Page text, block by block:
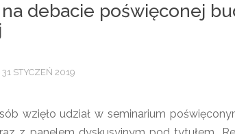
debacie poświęconej
STYCZEŃ 2019
wzięło udział w seminarium